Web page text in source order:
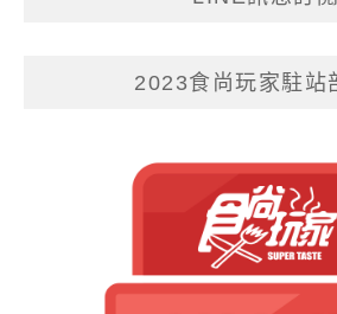
2023食尚玩家駐站